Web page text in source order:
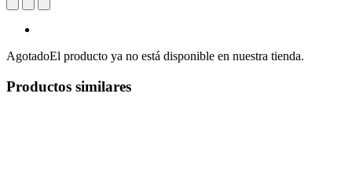
AgotadoEl producto ya no está disponible en nuestra tienda.
Productos similares